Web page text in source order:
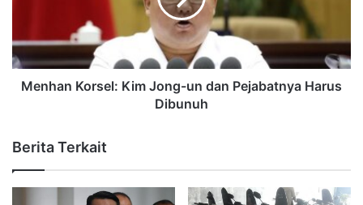
Menhan Korsel: Kim Jong-un dan Pejabatnya Harus
Dibunuh
Berita Terkait